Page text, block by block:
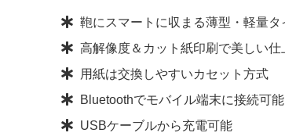
鞄にスマートに収まる薄型・軽量タ
高解像度＆カット紙印刷で美しい仕
用紙は交換しやすいカセット方式
Bluetoothでモバイル端末に接続可能
USBケーブルから充電可能